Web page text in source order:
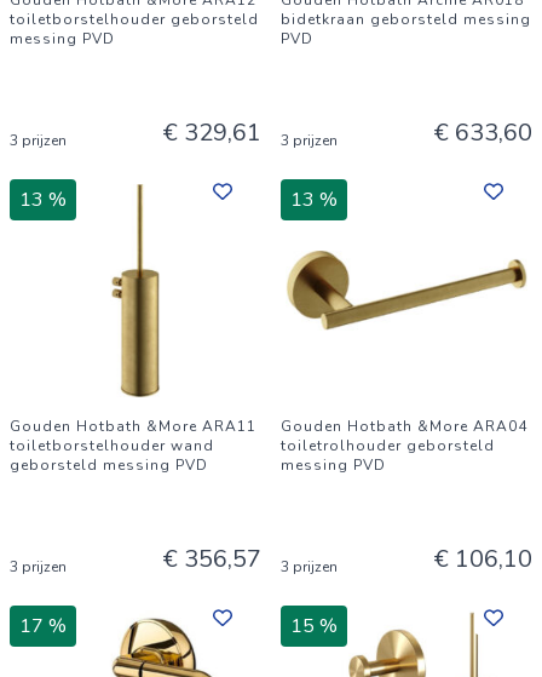
toiletborstelhouder geborsteld
messing PVD
3 prijzen € 329,61
bidetkraan geborsteld messing
PVD
3 prijzen € 633,60
13 %
Gouden Hotbath &More ARA11
toiletborstelhouder wand
geborsteld messing PVD
3 prijzen € 356,57
13 %
Gouden Hotbath &More ARA04
toiletrolhouder geborsteld
messing PVD
3 prijzen € 106,10
17 % 15 %